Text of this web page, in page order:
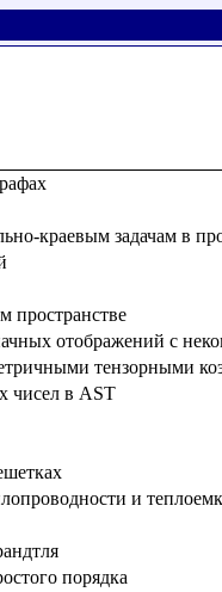
краевым задачам в
пространстве
отображений с
тензорными
чисел в AST
и
порядка